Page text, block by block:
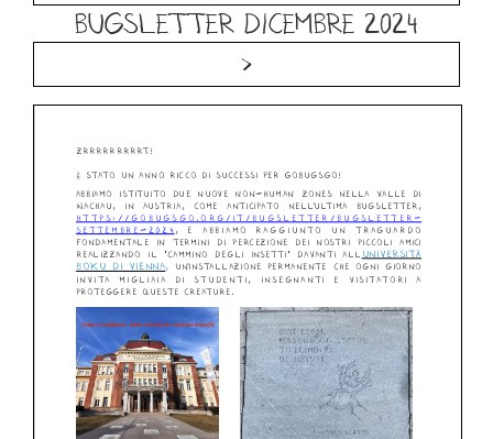
Bugsletter dicembre 2024
>